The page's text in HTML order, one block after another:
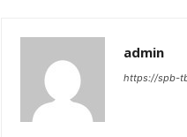
admin
https://spb-